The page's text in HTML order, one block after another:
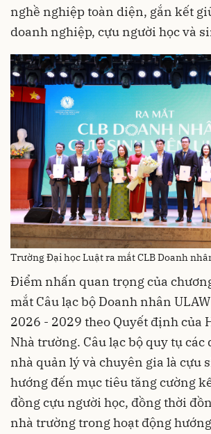
nghề nghiệp toàn diện, gắn kết
doanh nghiệp, cựu người học và
Trường Đại học Luật ra mắt CLB Doanh
Điểm nhấn quan trọng của
mắt Câu lạc bộ Doanh nhân
2026 - 2029 theo Quyết định của
Nhà trường. Câu lạc bộ quy tụ các
nhà quản lý và chuyên gia là cựu
hướng đến mục tiêu tăng cường
đồng cựu người học, đồng thời
nhà trường trong hoạt động